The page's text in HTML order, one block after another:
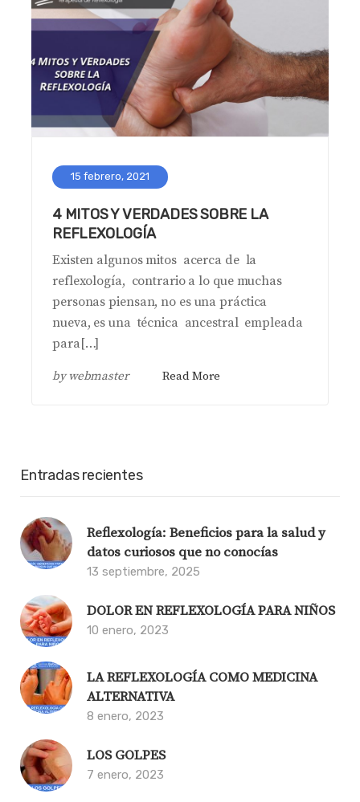
15 febrero, 2021
4 MITOS Y VERDADES SOBRE LA
REFLEXOLOGÍA
Existen algunos mitos acerca de la
reflexología, contrario a lo que muchas
personas piensan, no es una práctica
nueva, es una técnica ancestral empleada
para[…]
bywebmaster Read More
Entradas recientes
Reflexología: Beneficios para la salud y
datos curiosos que no conocías
13 septiembre, 2025
DOLOR EN REFLEXOLOGÍA PARA NIÑOS
10 enero, 2023
LA REFLEXOLOGÍA COMO MEDICINA
ALTERNATIVA
8 enero, 2023
LOS GOLPES
7 enero, 2023